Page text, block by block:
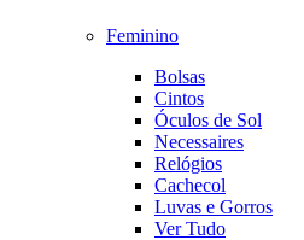
Feminino
Bolsas
Cintos
Óculos de Sol
Necessaires
Relógios
Cachecol
Luvas e Gorros
Ver Tudo